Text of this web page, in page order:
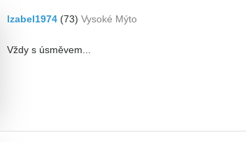
Izabel1974 (73) Vysoké Mýto
Vždy s úsměvem...